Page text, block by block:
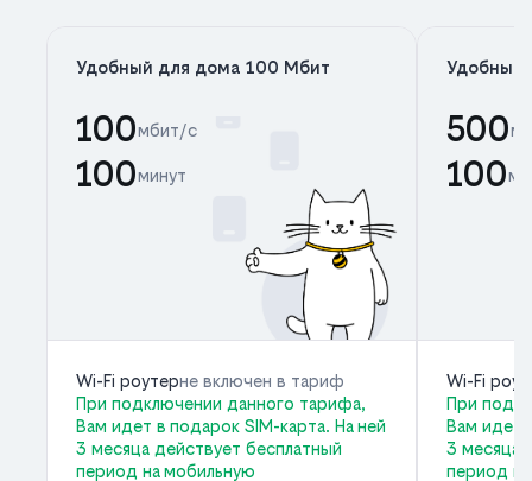
Удобный для дома 100 Мбит
100мбит/с
100минут
Wi-Fi роутерне включен в тариф
При подключении данного тарифа,
Вам идет в подарок SIM-карта. На ней
3 месяца действует бесплатный
период на мобильную
Удобный
500
100
Wi-Fi
При
Вам идет
3 месяца
период